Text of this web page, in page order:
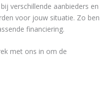
verschillende aanbieders en
voor jouw situatie. Zo ben
financiering.
met ons in om de